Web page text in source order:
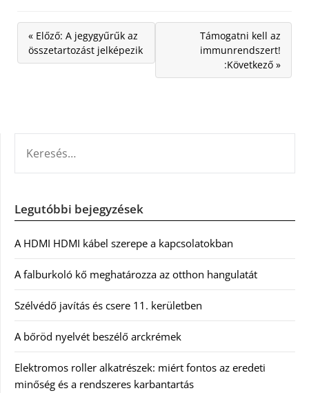
« Előző: A jegygyűrűk az
összetartozást jelképezik
Támogatni kell az
immunrendszert!
:Következő »
Legutóbbi bejegyzések
A HDMI HDMI kábel szerepe a kapcsolatokban
A falburkoló kő meghatározza az otthon hangulatát
Szélvédő javítás és csere 11. kerületben
A bőröd nyelvét beszélő arckrémek
Elektromos roller alkatrészek: miért fontos az eredeti
minőség és a rendszeres karbantartás